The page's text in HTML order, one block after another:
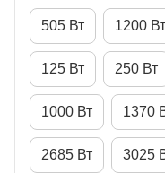
505 Вт 1200 Вт
125 Вт 250 Вт
1000 Вт 1370
2685 Вт 3025